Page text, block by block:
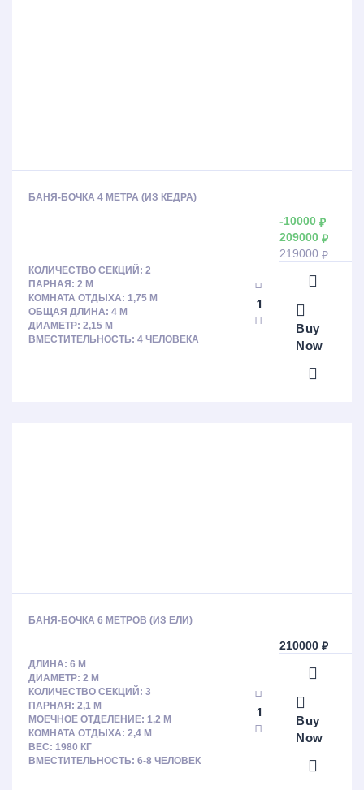
БАНЯ-БОЧКА 4 МЕТРА (ИЗ КЕДРА)
КОЛИЧЕСТВО СЕКЦИЙ: 2
ПАРНАЯ: 2 М
КОМНАТА ОТДЫХА: 1,75 М
ОБЩАЯ ДЛИНА: 4 М
ДИАМЕТР: 2,15 М
ВМЕСТИТЕЛЬНОСТЬ: 4 ЧЕЛОВЕКА
-10000₽
209000₽
219000₽
Buy
Now
БАНЯ-БОЧКА 6 МЕТРОВ (ИЗ ЕЛИ)
ДЛИНА: 6 М
ДИАМЕТР: 2 М
КОЛИЧЕСТВО СЕКЦИЙ: 3
ПАРНАЯ: 2,1 М
МОЕЧНОЕ ОТДЕЛЕНИЕ: 1,2 М
КОМНАТА ОТДЫХА: 2,4 М
ВЕС: 1980 КГ
ВМЕСТИТЕЛЬНОСТЬ: 6-8 ЧЕЛОВЕК
210000₽
Buy
Now